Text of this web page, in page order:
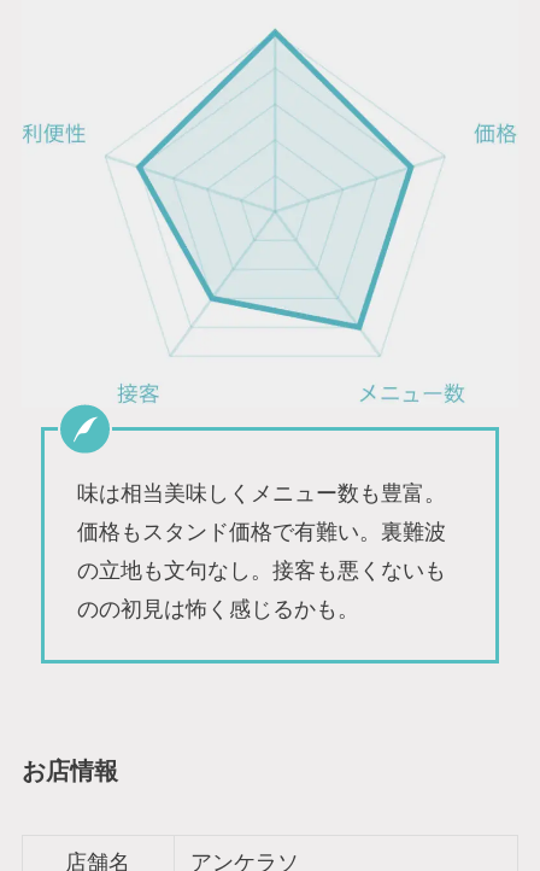
味は相当美味しくメニュー数も豊富。
価格もスタンド価格で有難い。裏難波
の立地も文句なし。接客も悪くないも
のの初見は怖く感じるかも。
お店情報
店舗名 アンケラソ